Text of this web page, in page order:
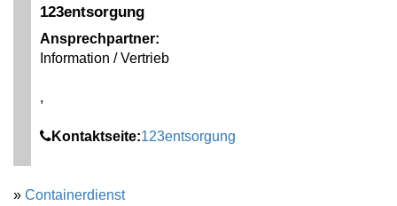
123entsorgung
Ansprechpartner:
Information / Vertrieb
,
Kontaktseite:123entsorgung
» Containerdienst